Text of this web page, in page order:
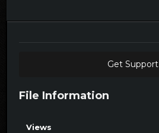
Get Support
File Information
Views